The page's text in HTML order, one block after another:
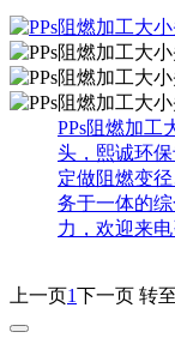
PPs阻燃加工
头，熙诚环保
定做阻燃变
务于一体的
力，欢迎来
上一页1下一页 转